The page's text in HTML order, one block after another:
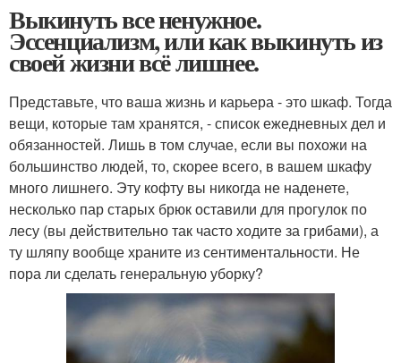
Выкинуть все ненужное.
Эссенциализм, или как выкинуть из
своей жизни всё лишнее.
Представьте, что ваша жизнь и карьера - это шкаф. Тогда
вещи, которые там хранятся, - список ежедневных дел и
обязанностей. Лишь в том случае, если вы похожи на
большинство людей, то, скорее всего, в вашем шкафу
много лишнего. Эту кофту вы никогда не наденете,
несколько пар старых брюк оставили для прогулок по
лесу (вы действительно так часто ходите за грибами), а
ту шляпу вообще храните из сентиментальности. Не
пора ли сделать генеральную уборку?